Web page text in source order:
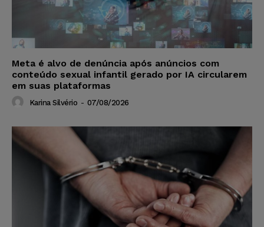
Meta é alvo de denúncia após anúncios com
conteúdo sexual infantil gerado por IA circularem
em suas plataformas
Karina Silvério - 07/08/2026